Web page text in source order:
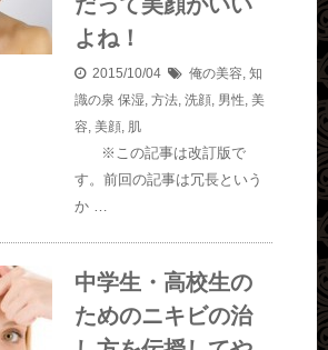
よね！
2015/10/04 俺の美容, 知
識の泉 保湿, 方法, 洗顔, 男性, 美
容, 美顔, 肌
※この記事は改訂版で
す。前回の記事は冗長という
か …
中学生・高校生の
ためのニキビの治